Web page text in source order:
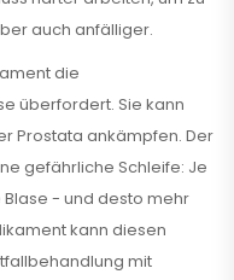
auch anfälliger.
die
überfordert. Sie kann
Prostata ankämpfen. Der
gefährliche Schleife: Je
- und desto mehr
kann diesen
mit